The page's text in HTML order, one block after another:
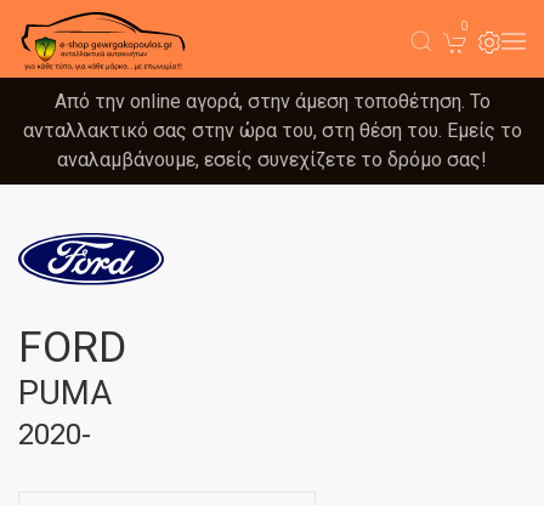
0
Από την online αγορά, στην άμεση τοποθέτηση. Το
ανταλλακτικό σας στην ώρα του, στη θέση του. Εμείς το
αναλαμβάνουμε, εσείς συνεχίζετε το δρόμο σας!
FORD
PUMA
2020-